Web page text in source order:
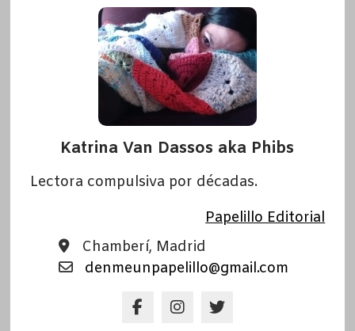
Katrina Van Dassos aka Phibs
Lectora compulsiva por décadas.
Papelillo Editorial
Chamberí, Madrid
denmeunpapelillo@gmail.com